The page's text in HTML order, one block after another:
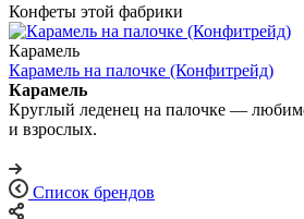
Конфеты этой фабрики
Карамель
Карамель на палочке (Конфитрейд)
Карамель
Круглый леденец на палочке —
и взрослых.
Список брендов